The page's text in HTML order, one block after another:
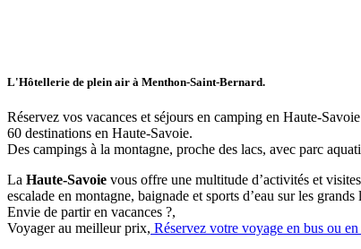
L'Hôtellerie de plein air à Menthon-Saint-Bernard.
Réservez vos vacances et séjours en camping en Haute-
60 destinations en Haute-Savoie.
Des campings à la montagne, proche des lacs, avec parc
La Haute-Savoie vous offre une multitude d’activités et
escalade en montagne, baignade et sports d’eau sur les
Envie de partir en vacances ?,
Voyager au meilleur prix, Réservez votre voyage en bus ou